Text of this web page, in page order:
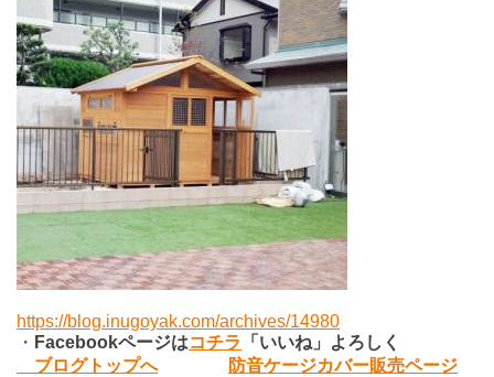
https://blog.inugoyak.com/archives/14980
・ Facebookページはコチラ
「いいね」よろしく
ブログトップへ
防音ケージカバー販売ページ